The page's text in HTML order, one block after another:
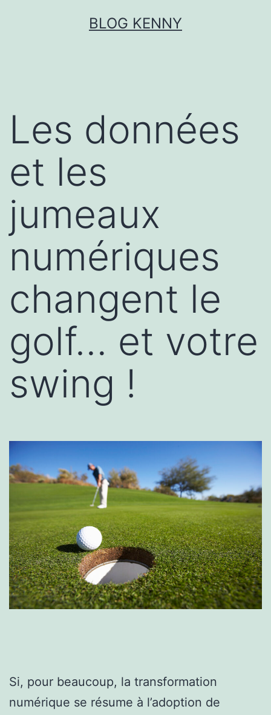
BLOG KENNY
Les données
et les
jumeaux
numériques
changent le
golf… et votre
swing !
Si, pour beaucoup, la transformation
numérique se résume à l’adoption de